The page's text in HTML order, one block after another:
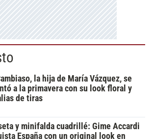
la hija de María Vázquez, se
a la primavera con su look floral y
de tiras
y minifalda cuadrillé: Gime Accardi
España con un original look en